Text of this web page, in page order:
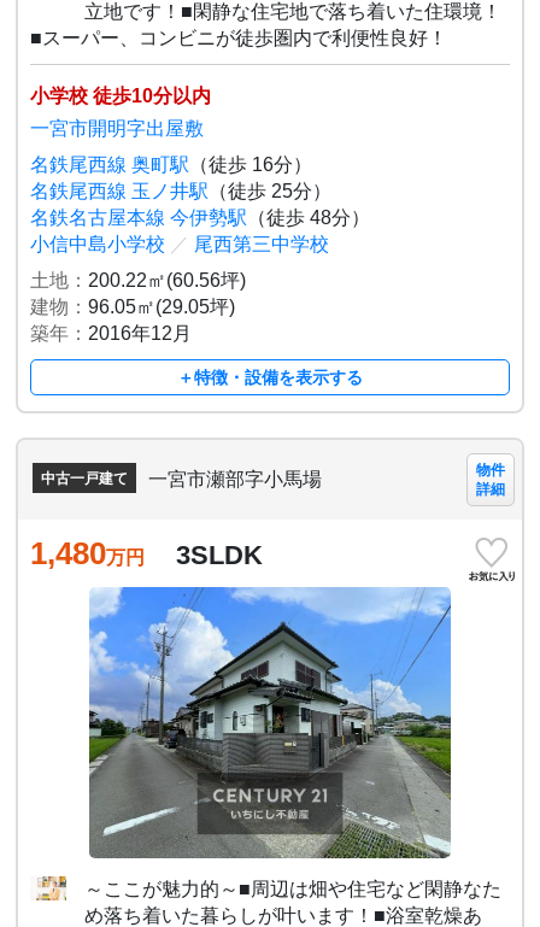
立地です！■閑静な住宅地で落ち着いた住環境！
■スーパー、コンビニが徒歩圏内で利便性良好！
小学校 徒歩10分以内
一宮市開明字出屋敷
名鉄尾西線 奥町駅 （徒歩 16分）
名鉄尾西線 玉ノ井駅 （徒歩 25分）
名鉄名古屋本線 今伊勢駅 （徒歩 48分）
小信中島小学校 ／ 尾西第三中学校
土地： 200.22㎡(60.56坪)
建物：96.05㎡(29.05坪)
築年： 2016年12月
＋特徴・設備を表示する
中古一戸建て 一宮市瀬部字小馬場
物件
詳細
1,480万円 3SLDK
～ここが魅力的～■周辺は畑や住宅など閑静なた
め落ち着いた暮らしが叶います！■浴室乾燥あ